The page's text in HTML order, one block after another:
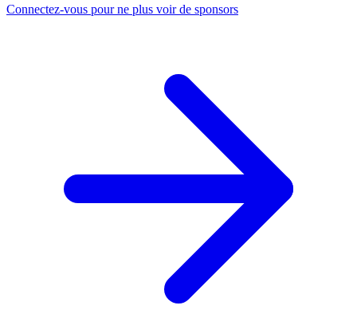
Connectez-vous pour ne plus voir de sponsors